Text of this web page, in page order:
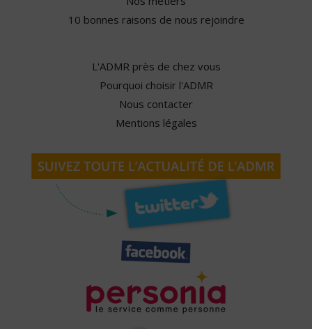
10 bonnes raisons de nous rejoindre
L'ADMR près de chez vous
Pourquoi choisir l'ADMR
Nous contacter
Mentions légales